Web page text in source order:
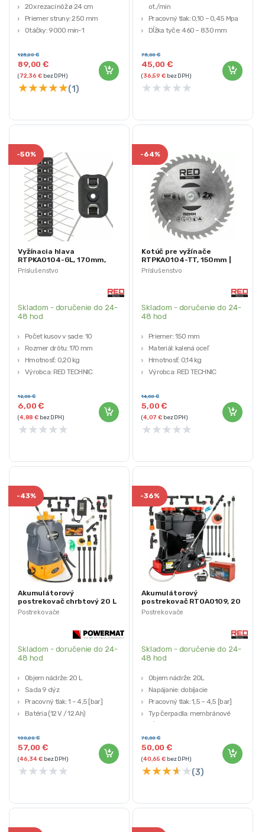
20x rezací nôž ø 24 cm
Priemer struny: 250 mm
Otáčky: 9000 min-1
89,00€
125,00€
(72,36€bez DPH)
★★★★★(1)
ot./min
Pracovný tlak: 0,10 – 0,45 Mpa
Dĺžka tyče: 460 – 830 mm
Objem nádrže: 16L
45,00€
75,00€
(36,59€bez DPH)
★★★★★
Príslušenstvo
-50%
Vyžínacia hlava
RTPKA0104-GL, 170mm,
10ks | RED TECHNIC
Skladom - doručenie do 24-
48 hod
Počet kusov v sade: 10
Rozmer drôtu: 170 mm
Hmotnosť: 0,20 kg
Výrobca: RED TECHNIC
6,00€
12,00€
(4,88€ bez DPH)
★★★★★
Príslušenstvo
-64%
Kotúč pre vyžínače
RTPKA0104-TT, 150mm |
RED TECHNIC
Skladom - doručenie do 24-
48 hod
Priemer: 150 mm
Materiál: kalená oceľ
Hmotnosť: 0,14 kg
Výrobca: RED TECHNIC
5,00€
14,00€
(4,07€ bez DPH)
★★★★★
Postrekovače
-43%
Akumulátorový
postrekovač chrbtový 20 L
| PM-OA-20T
Skladom - doručenie do 24-
48 hod
Objem nádrže: 20 L
Sada 9 dýz
Pracovný tlak: 1 – 4,5 [bar]
Batéria (12 V / 12 Ah)
57,00€
100,00€
(46,34€bez DPH)
★★★★★
Postrekovače
-36%
Akumulátorový
postrekovač RTOA0109, 20
L | RED TECHNIC
Skladom - doručenie do 24-
48 hod
Objem nádrže: 20L
Napájanie: dobíjacie
Pracovný tlak: 1,5 – 4,5 [bar]
Typ čerpadla: membránové
50,00€
78,00€
(40,65€bez DPH)
★★★★★(3)